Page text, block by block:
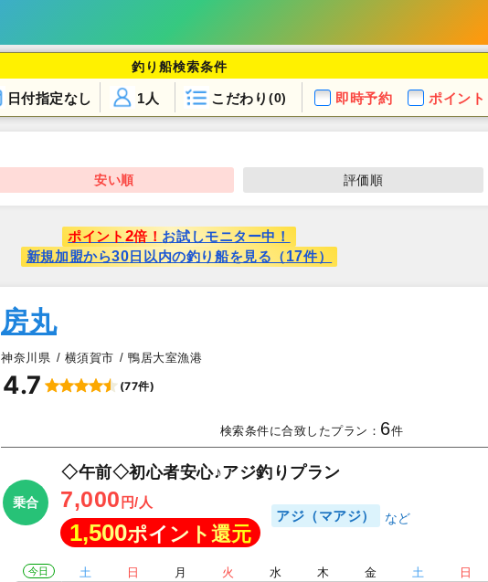
釣り船検索条件
日付指定なし こだわり (0)
1人 即時予約 ポイント
安い順 評価順
ポイント 2倍！ お試しモニター中！
新規加盟から30 日以内の釣り船を見る（17件）
房丸
神奈川県 横須賀市 鴨居大室漁港
4.7 (77件)
検索条件に合致したプラン： 6件
乗合
◇午前◇初心者安心♪アジ釣りプラン
7,000 円/人
1,500ポイント還元
アジ（マアジ）
今日 土 日 月 火 水 木 金 土 日